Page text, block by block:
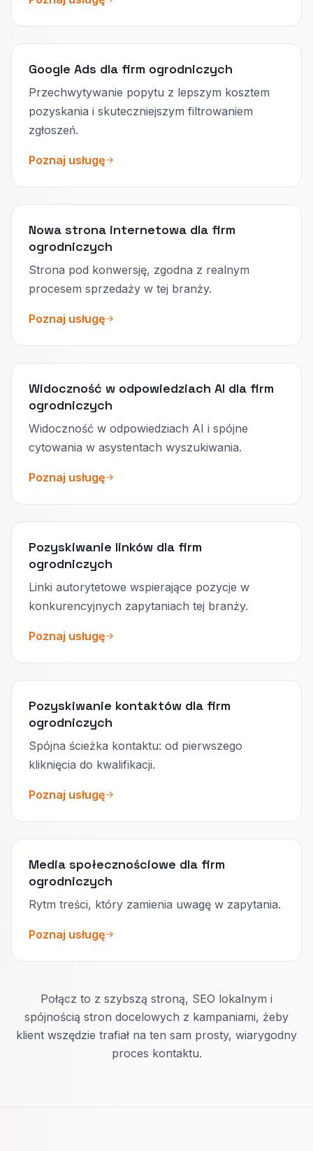
Google Ads dla firm ogrodniczych
Przechwytywanie popytu z lepszym kosztem
pozyskania i skuteczniejszym filtrowaniem
zgłoszeń.
Poznaj usługę
Nowa strona internetowa dla firm
ogrodniczych
Strona pod konwersję, zgodna z realnym
procesem sprzedaży w tej branży.
Poznaj usługę
Widoczność w odpowiedziach AI dla firm
ogrodniczych
Widoczność w odpowiedziach AI i spójne
cytowania w asystentach wyszukiwania.
Poznaj usługę
Pozyskiwanie linków dla firm
ogrodniczych
Linki autorytetowe wspierające pozycje w
konkurencyjnych zapytaniach tej branży.
Poznaj usługę
Pozyskiwanie kontaktów dla firm
ogrodniczych
Spójna ścieżka kontaktu: od pierwszego
kliknięcia do kwalifikacji.
Poznaj usługę
Media społecznościowe dla firm
ogrodniczych
Rytm treści, który zamienia uwagę w zapytania.
Poznaj usługę
Połącz to z szybszą stroną, SEO lokalnym i
spójnością stron docelowych z kampaniami, żeby
klient wszędzie trafiał na ten sam prosty, wiarygodny
proces kontaktu.